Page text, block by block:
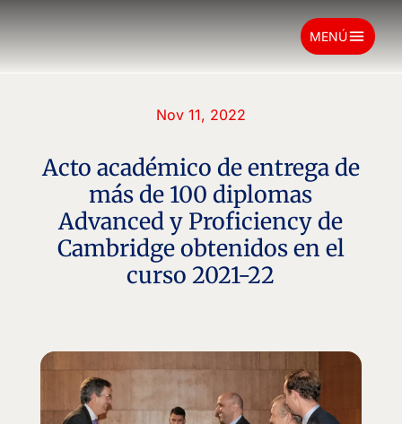
MENÚmenu
Nov 11, 2022
Acto académico de entrega de
más de 100 diplomas
Advanced y Proficiency de
Cambridge obtenidos en el
curso 2021-22